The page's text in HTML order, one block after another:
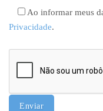
Ao informar meus
Privacidade.